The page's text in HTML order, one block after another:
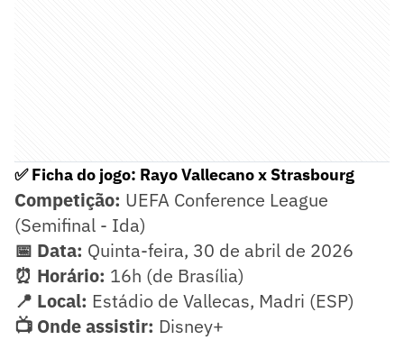
✅ Ficha do jogo: Rayo Vallecano x Strasbourg
Competição: UEFA Conference League
(Semifinal - Ida)
📅 Data: Quinta-feira, 30 de abril de 2026
⏰ Horário: 16h (de Brasília)
📍 Local: Estádio de Vallecas, Madri (ESP)
📺 Onde assistir: Disney+